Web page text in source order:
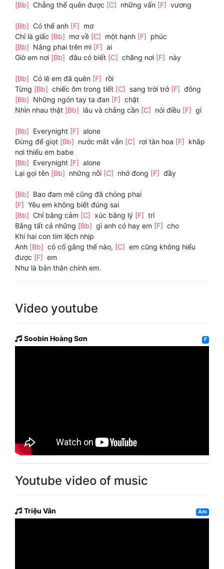
[Bb] Chẳng thể quên được [C] những vấn [F] vương
[Bb] Có thể anh [F] mơ
Chỉ là giấc [Bb] mơ về [C] một hạnh [F] phúc
[Bb] Nắng phai trên mi [F] ai
Giờ em nơi [Bb] đâu có biết [C] chăng nơi [F] này
[Bb] Có lẽ em đã quên [F] rồi
Từng [Bb] chiếc ôm trong tiết [C] sang trời trở [F] đông
[Bb] Những ngón tay ta đan [F] chặt
Nhìn nhau thật [Bb] lâu và chẳng cần [C] nói điều [F] gì
[Bb] Everynight [F] alone
Đừng để giọt [Bb] nước mắt vẫn [C] rơi tàn hoa [F] khắp
nơi thiếu em babe
[Bb] Everynight [F] alone
Lại gọi tên [Bb] những nỗi [C] nhớ đong [F] đầy
[Bb] Bao đam mê cũng đã chóng phai
[F] Yêu em không biết đúng sai
[Bb] Chỉ bằng cảm [C] xúc bằng lý [F] trí
Bằng tất cả những [Bb] gì anh có hay em [F] cho
Khi hai con tim lệch nhịp
Anh [Bb] có cố gắng thế nào, [C] em cũng không hiểu
được [F] em
Như là bản thân chính em.
Video youtube
Soobin Hoàng Sơn F
Youtube video of music
Triệu Vân Am